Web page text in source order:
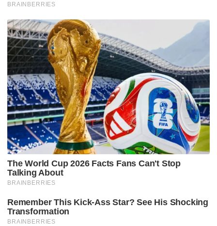
BRAINBERRIES
The World Cup 2026 Facts Fans Can't Stop
Talking About
BRAINBERRIES
Remember This Kick-Ass Star? See His Shocking
Transformation
BRAINBERRIES